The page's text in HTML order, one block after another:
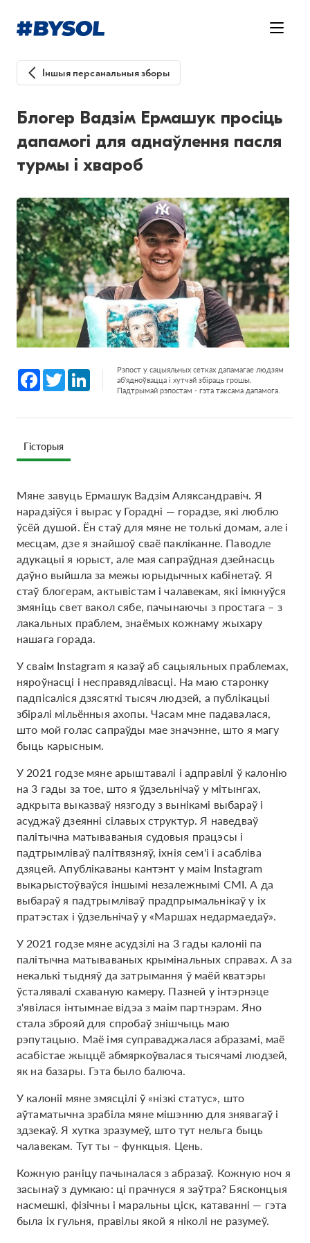
Іншыя персанальныя зборы
Блогер Вадзім Ермашук просіць
дапамогі для аднаўлення пасля
турмы і хвароб
Facebook
Twitter LinkedInРэпост у сацыяльных сетках дапамагае людзям
аб'ядноўвацца і хутчэй збіраць грошы.
Падтрымай рэпостам - гэта таксама дапамога.
Гісторыя
Мяне завуць Ермашук Вадзім Аляксандравіч. Я
нарадзіўся і вырас у Горадні — горадзе, які люблю
ўсёй душой. Ён стаў для мяне не толькі домам, але і
месцам, дзе я знайшоў сваё пакліканне. Паводле
адукацыі я юрыст, але мая сапраўдная дзейнасць
даўно выйшла за межы юрыдычных кабінетаў. Я
стаў блогерам, актывістам і чалавекам, які імкнуўся
змяніць свет вакол сябе, пачынаючы з простага – з
лакальных праблем, знаёмых кожнаму жыхару
нашага горада.
У сваім Instagram я казаў аб сацыяльных праблемах,
няроўнасці і несправядлівасці. На маю старонку
падпісаліся дзясяткі тысяч людзей, а публікацыі
збіралі мільённыя ахопы. Часам мне падавалася,
што мой голас сапраўды мае значэнне, што я магу
быць карысным.
У 2021 годзе мяне арыштавалі і адправілі ў калонію
на 3 гады за тое, што я ўдзельнічаў у мітынгах,
адкрыта выказваў нязгоду з вынікамі выбараў і
асуджаў дзеянні сілавых структур. Я наведваў
палітычна матываваныя судовыя працэсы і
падтрымліваў палітвязняў, іхнія сем'і і асабліва
дзяцей. Апублікаваны кантэнт у маім Instagram
выкарыстоўваўся іншымі незалежнымі СМІ. А да
выбараў я падтрымліваў прадпрымальнікаў у іх
пратэстах і ўдзельнічаў у «Маршах недармаедаў».
У 2021 годзе мяне асудзілі на 3 гады калоніі па
палітычна матываваных крымінальных справах. А за
некалькі тыдняў да затрымання ў маёй кватэры
ўсталявалі схаваную камеру. Пазней у інтэрнэце
з'явілася інтымнае відэа з маім партнэрам. Яно
стала зброяй для спробаў знішчыць маю
рэпутацыю. Маё імя суправаджалася абразамі, маё
асабістае жыццё абмяркоўвалася тысячамі людзей,
як на базары. Гэта было балюча.
У калоніі мяне змясцілі ў «нізкі статус», што
аўтаматычна зрабіла мяне мішэнню для знявагаў і
здзекаў. Я хутка зразумеў, што тут нельга быць
чалавекам. Тут ты – функцыя. Цень.
Кожную раніцу пачыналася з абразаў. Кожную ноч я
засынаў з думкаю: ці прачнуся я заўтра? Бясконцыя
насмешкі, фізічны і маральны ціск, катаванні — гэта
была іх гульня, правілы якой я ніколі не разумеў.